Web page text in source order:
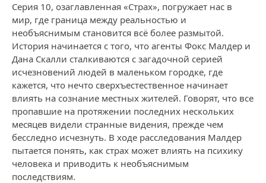
Серия 10, озаглавленная «Страх», погружает нас в
мир, где граница между реальностью и
необъяснимым становится всё более размытой.
История начинается с того, что агенты Фокс Малдер и
Дана Скалли сталкиваются с загадочной серией
исчезновений людей в маленьком городке, где
кажется, что нечто сверхъестественное начинает
влиять на сознание местных жителей. Говорят, что все
пропавшие на протяжении последних нескольких
месяцев видели странные видения, прежде чем
бесследно исчезнуть. В ходе расследования Малдер
пытается понять, как страх может влиять на психику
человека и приводить к необъяснимым
последствиям.